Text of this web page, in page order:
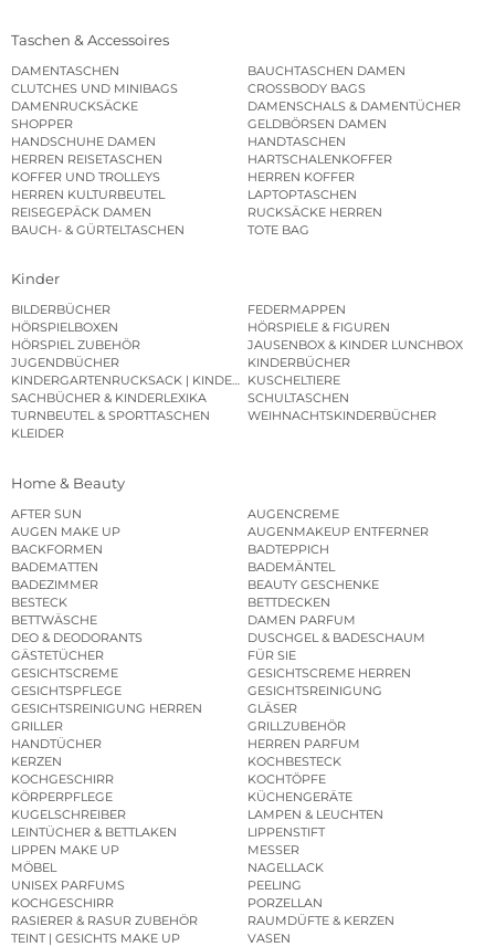
Taschen & Accessoires
DAMENTASCHEN
BAUCHTASCHEN DAMEN
CLUTCHES UND MINIBAGS
CROSSBODY BAGS
DAMENRUCKSÄCKE
DAMENSCHALS & DAMENTÜCHER
SHOPPER
GELDBÖRSEN DAMEN
HANDSCHUHE DAMEN
HANDTASCHEN
HERREN REISETASCHEN
HARTSCHALENKOFFER
KOFFER UND TROLLEYS
HERREN KOFFER
HERREN KULTURBEUTEL
LAPTOPTASCHEN
REISEGEPÄCK DAMEN
RUCKSÄCKE HERREN
BAUCH- & GÜRTELTASCHEN
TOTE BAG
Kinder
BILDERBÜCHER
FEDERMAPPEN
HÖRSPIELBOXEN
HÖRSPIELE & FIGUREN
HÖRSPIEL ZUBEHÖR
JAUSENBOX & KINDER LUNCHBOX
JUGENDBÜCHER
KINDERBÜCHER
KINDERGARTENRUCKSACK | KINDERGARTENBEUTEL
KUSCHELTIERE
SACHBÜCHER & KINDERLEXIKA
SCHULTASCHEN
TURNBEUTEL & SPORTTASCHEN
WEIHNACHTSKINDERBÜCHER
KLEIDER
Home & Beauty
AFTER SUN
AUGENCREME
AUGEN MAKE UP
AUGENMAKEUP ENTFERNER
BACKFORMEN
BADTEPPICH
BADEMATTEN
BADEMÄNTEL
BADEZIMMER
BEAUTY GESCHENKE
BESTECK
BETTDECKEN
BETTWÄSCHE
DAMEN PARFUM
DEO & DEODORANTS
DUSCHGEL & BADESCHAUM
GÄSTETÜCHER
FÜR SIE
GESICHTSCREME
GESICHTSCREME HERREN
GESICHTSPFLEGE
GESICHTSREINIGUNG
GESICHTSREINIGUNG HERREN
GLÄSER
GRILLER
GRILLZUBEHÖR
HANDTÜCHER
HERREN PARFUM
KERZEN
KOCHBESTECK
KOCHGESCHIRR
KOCHTÖPFE
KÖRPERPFLEGE
KÜCHENGERÄTE
KUGELSCHREIBER
LAMPEN & LEUCHTEN
LEINTÜCHER & BETTLAKEN
LIPPENSTIFT
LIPPEN MAKE UP
MESSER
MÖBEL
NAGELLACK
UNISEX PARFUMS
PEELING
KOCHGESCHIRR
PORZELLAN
RASIERER & RASUR ZUBEHÖR
RAUMDÜFTE & KERZEN
TEINT | GESICHTS MAKE UP
VASEN